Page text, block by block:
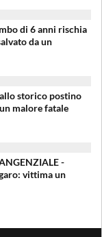
di 6 anni rischia
da un
storico postino
malore fatale
-
vittima un